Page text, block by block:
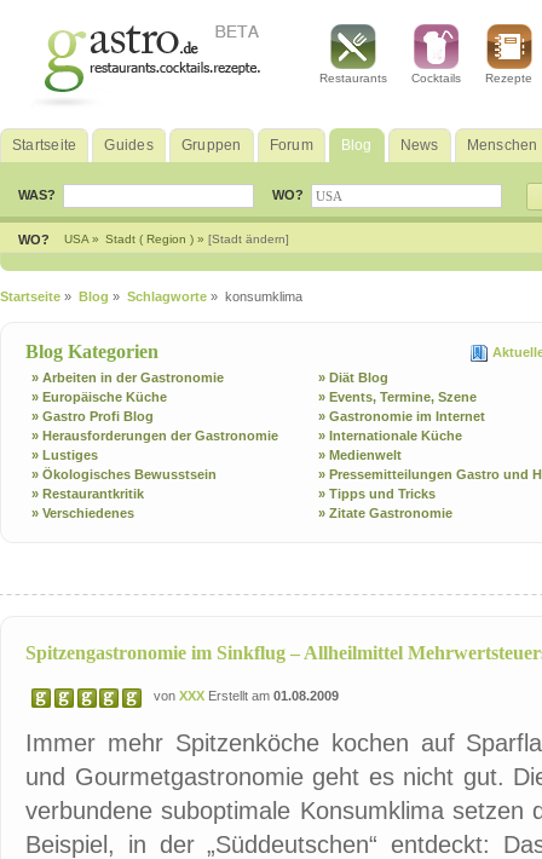
Restaurants Cocktails Rezepte
Startseite Guides Gruppen Forum Blog News Menschen
WAS? WO?
WO? USA » Stadt ( Region ) » [Stadt ändern]
Startseite » Blog » Schlagworte » konsumklima
Blog Kategorien
» Arbeiten in der Gastronomie
» Diät Blog
» Europäische Küche
» Events, Termine, Szene
» Gastro Profi Blog
» Gastronomie im Internet
» Herausforderungen der Gastronomie
» Internationale Küche
» Lustiges
» Medienwelt
» Ökologisches Bewusstsein
» Pressemitteilungen Gastro und
» Restaurantkritik
» Tipps und Tricks
» Verschiedenes
» Zitate Gastronomie
Spitzengastronomie im Sinkflug – Allheilmittel
von XXX Erstellt am 01.08.2009
Immer mehr Spitzenköche kochen auf
und Gourmetgastronomie geht es nicht gut.
verbundene suboptimale Konsumklima setzen
Beispiel, in der „Süddeutschen“ entdeckt: